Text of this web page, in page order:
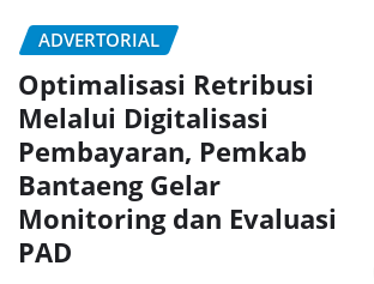
ADVERTORIAL
Optimalisasi Retribusi
Melalui Digitalisasi
Pembayaran, Pemkab
Bantaeng Gelar
Monitoring dan Evaluasi
PAD